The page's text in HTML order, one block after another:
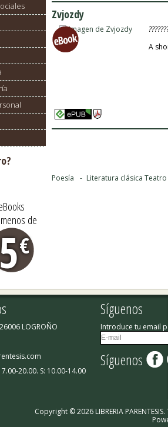
de
€
Zvjozdy
A
Poesía Literatura clásica Teatro
LOGROÑO
20.00. S: 10.00-14.00
Síguenos
Introduce tu email
Síguenos
Copyright © 2026 LIBRERIA